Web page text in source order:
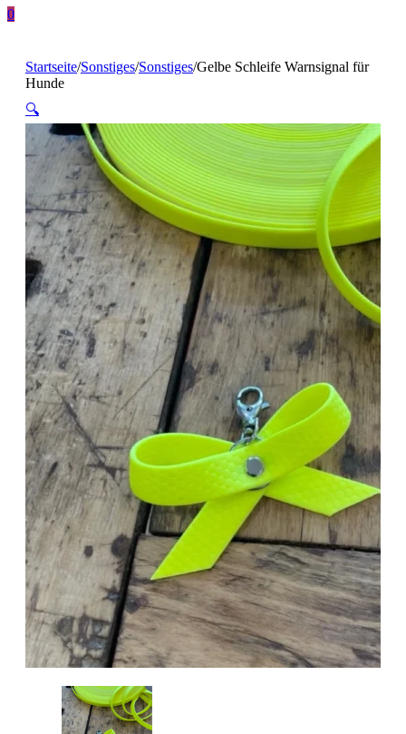
0
Startseite/Sonstiges/Sonstiges/Gelbe Schleife Warnsignal für
Hunde
🔍